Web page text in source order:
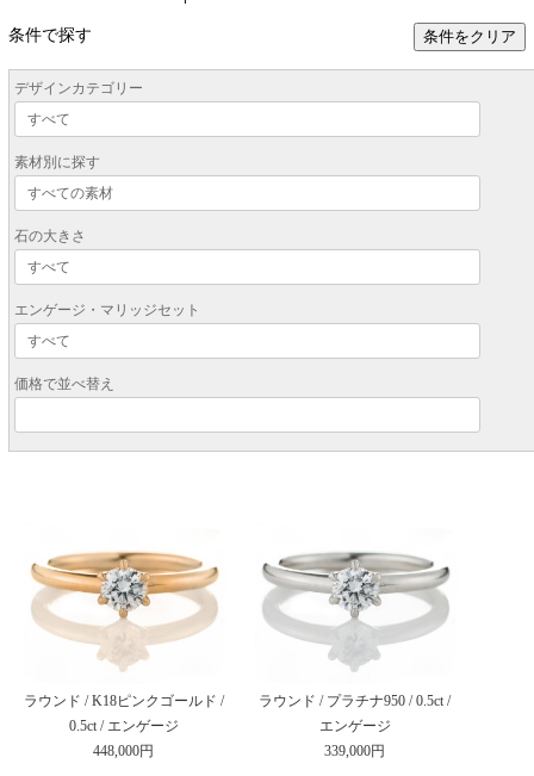
条件で探す 条件をクリア
デザインカテゴリー
素材別に探す
石の大きさ
エンゲージ・マリッジセット
価格で並べ替え
ラウンド / K18ピンクゴールド /
0.5ct / エンゲージ
448,000円
ラウンド / プラチナ950 / 0.5ct /
エンゲージ
339,000円